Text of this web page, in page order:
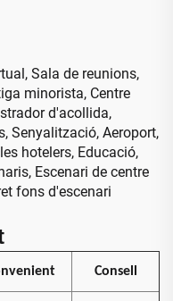
Sala de reunions,
minorista, Centre
d'acollida,
Senyalització, Aeroport,
hotelers, Educació,
Escenari de centre
fons d'escenari
Consell